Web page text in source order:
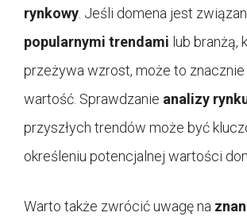
rynkowy . Jeśli domena jest
popularnymi trendami lub branżą,
przeżywa wzrost, może to
wartość. Sprawdzanie analizy
przyszłych trendów może być
określeniu potencjalnej wartości
Warto także zwrócić uwagę na